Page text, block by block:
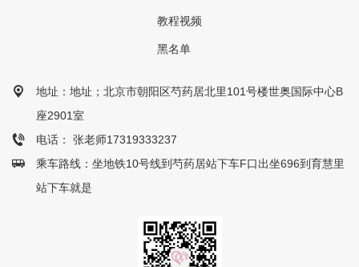
教程视频
黑名单
地址：地址；北京市朝阳区芍药居北里101号楼世奥国际中心B
座2901室
电话： 张老师17319333237
乘车路线：坐地铁10号线到芍药居站下车F口出坐696到育慧里
站下车就是